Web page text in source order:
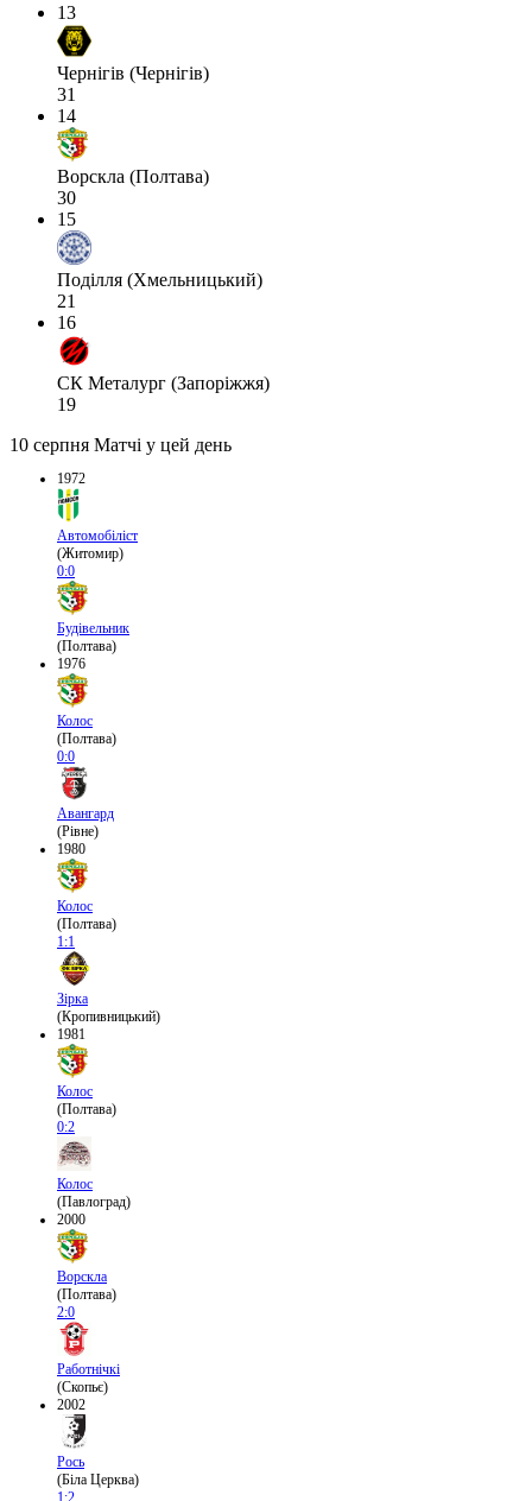
13
Чернігів (Чернігів)
31
14
Ворскла (Полтава)
30
15
Поділля (Хмельницький)
21
16
СК Металург (Запоріжжя)
19
10 серпня Матчі у цей день
1972
Автомобіліст
(Житомир)
0:0
Будівельник
(Полтава)
1976
Колос
(Полтава)
0:0
Авангард
(Рівне)
1980
Колос
(Полтава)
1:1
Зірка
(Кропивницький)
1981
Колос
(Полтава)
0:2
Колос
(Павлоград)
2000
Ворскла
(Полтава)
2:0
Работнічкі
(Скопьє)
2002
Рось
(Біла Церква)
1:2